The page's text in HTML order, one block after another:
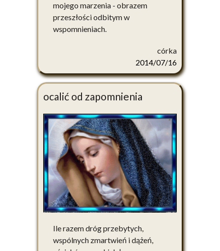
mojego marzenia - obrazem
przeszłości odbitym w
wspomnieniach.
córka
2014/07/16
ocalić od zapomnienia
Ile razem dróg przebytych,
wspólnych zmartwień i dążeń,